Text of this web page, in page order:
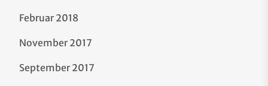
Februar 2018
November 2017
September 2017